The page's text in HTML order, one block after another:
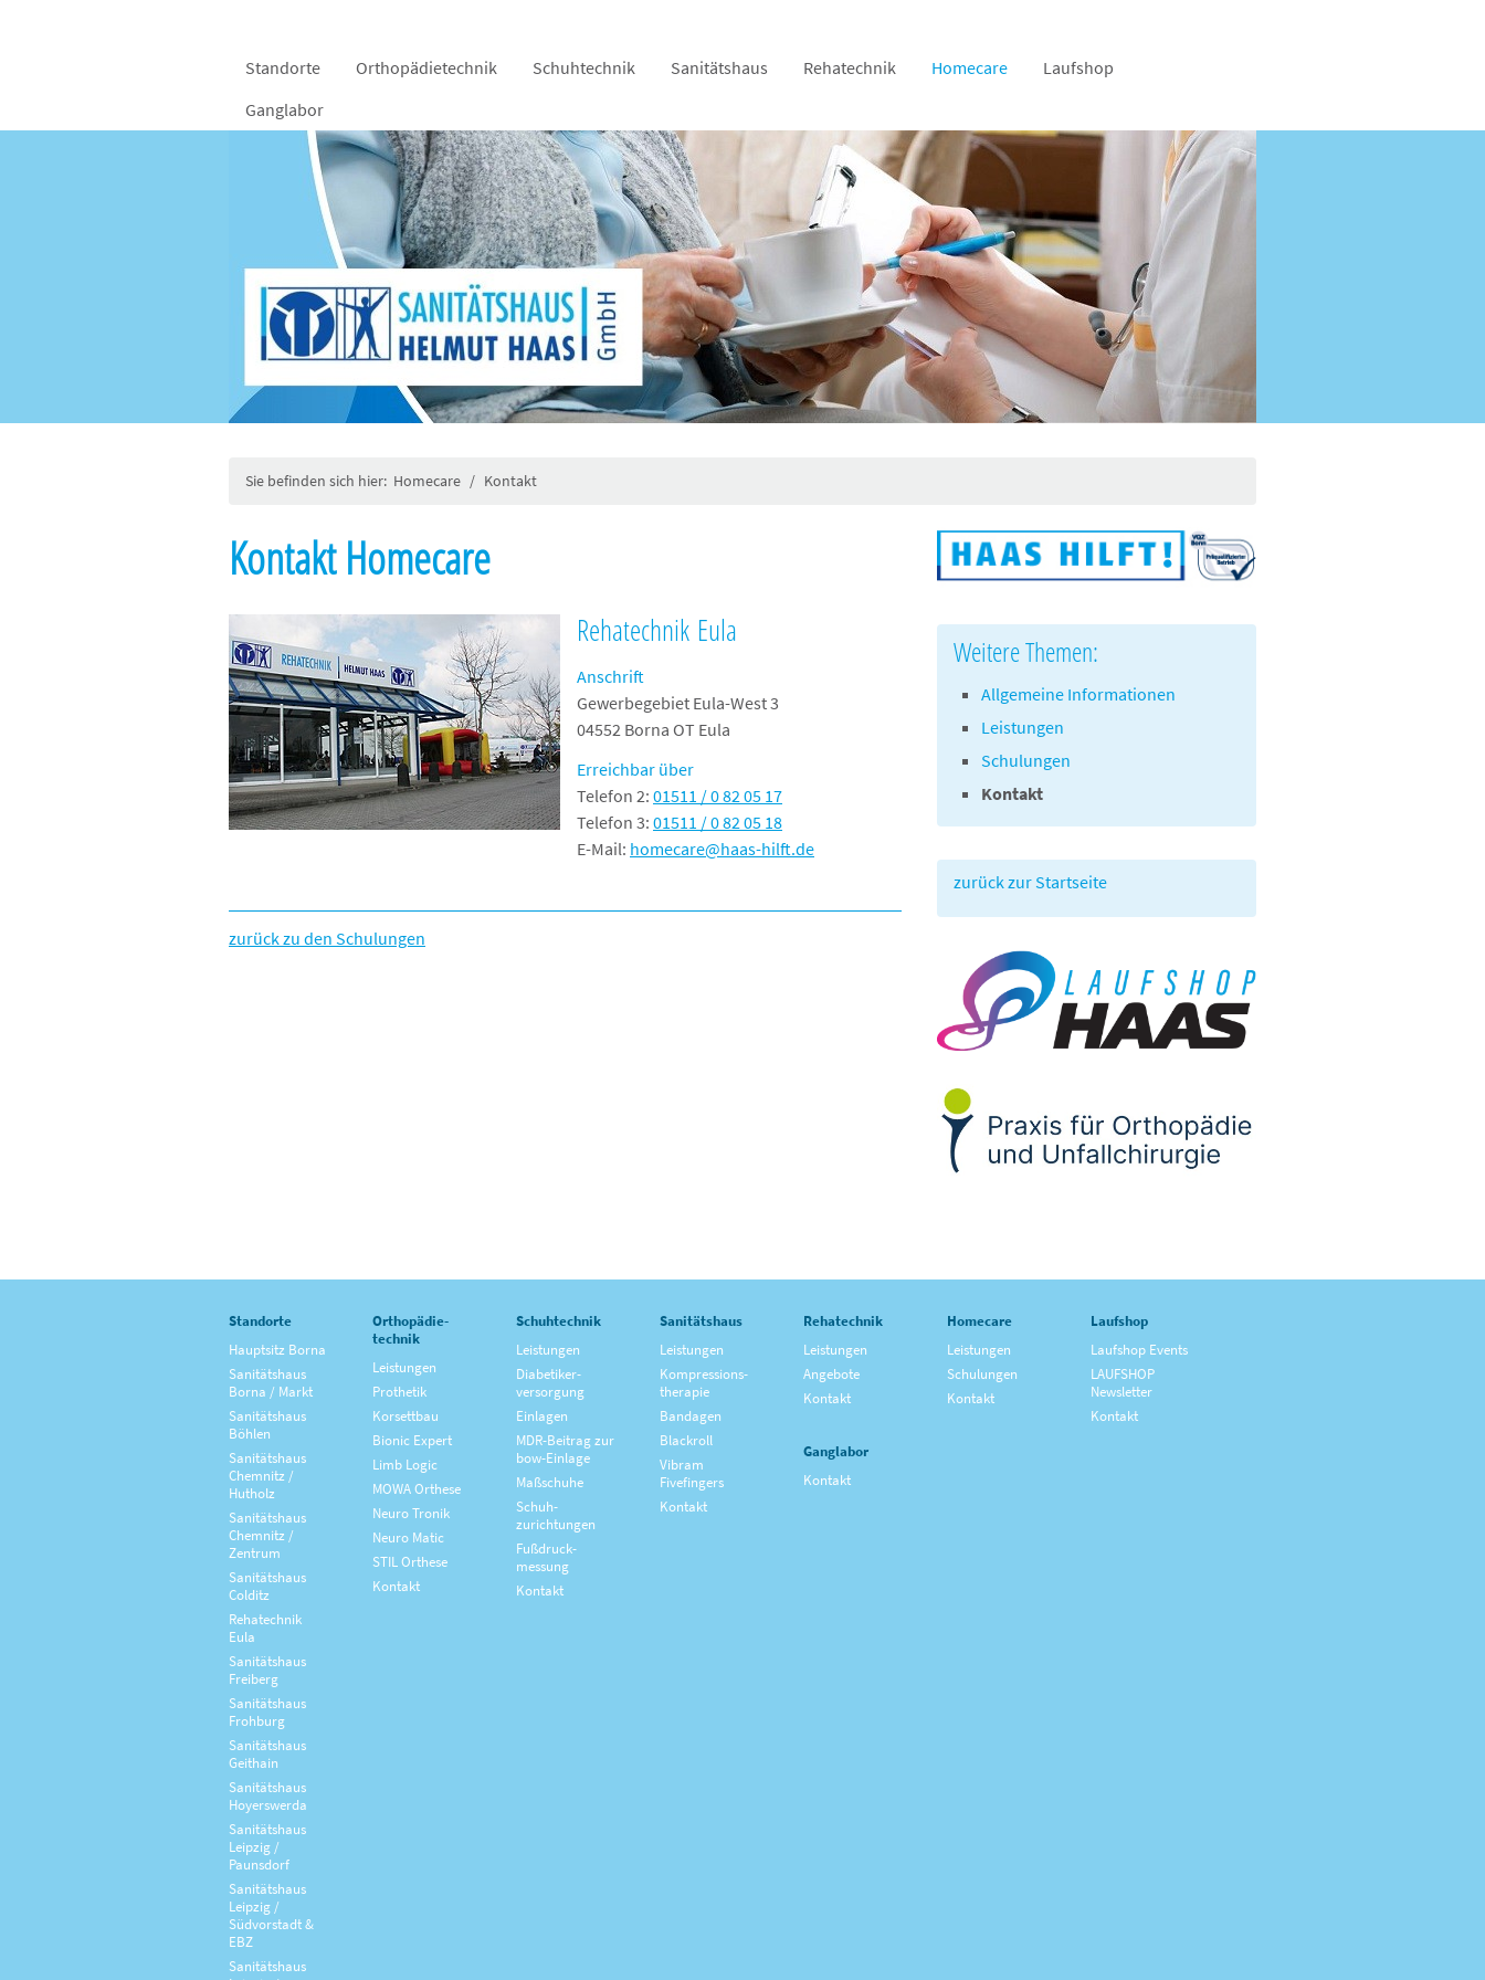
Standorte Orthopädie­technik Schuhtechnik Sanitätshaus Rehatechnik Homecare
Laufshop
Ganglabor
Sie befinden sich hier: Homecare / Kontakt
Kontakt Homecare
Rehatechnik Eula
Anschrift
Gewerbegebiet Eula-West 3
04552 Borna OT Eula
Erreichbar über
Telefon 2: 01511 / 0 82 05 17
Telefon 3: 01511 / 0 82 05 18
E-Mail: homecare@haas-hilft.de
zurück zu den Schulungen
Weitere Themen:
Allgemeine Informationen
Leistungen
Schulungen
Kontakt
zurück zur Startseite
Standorte
Hauptsitz Borna
Sanitätshaus
Borna / Markt
Sanitätshaus
Böhlen
Sanitätshaus
Chemnitz /
Hutholz
Sanitätshaus
Chemnitz /
Zentrum
Sanitätshaus
Colditz
Rehatechnik
Eula
Sanitätshaus
Freiberg
Sanitätshaus
Frohburg
Sanitätshaus
Geithain
Sanitätshaus
Hoyerswerda
Sanitätshaus
Leipzig /
Paunsdorf
Sanitätshaus
Leipzig /
Südvorstadt &
EBZ
Sanitätshaus
Orthopädie­
technik
Leistungen
Prothetik
Korsettbau
Bionic Expert
Limb Logic
MOWA Orthese
Neuro Tronik
Neuro Matic
STIL Orthese
Kontakt
Schuhtechnik
Leistungen
Diabetiker­
versorgung
Einlagen
MDR-Beitrag zur
bow-Einlage
Maßschuhe
Schuh­
zurichtungen
Fußdruck­
messung
Kontakt
Sanitätshaus
Leistungen
Kompressions­
therapie
Bandagen
Blackroll
Vibram
Fivefingers
Kontakt
Rehatechnik
Leistungen
Angebote
Kontakt
Homecare
Leistungen
Schulungen
Kontakt
Laufshop
Laufshop Events
LAUFSHOP
Newsletter
Kontakt
Ganglabor
Kontakt